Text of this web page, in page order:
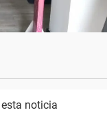
noticia